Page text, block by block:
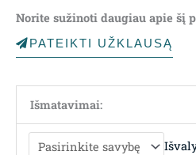
through
3,404.00€
Norite sužinoti daugiau apie šį
PATEIKTI UŽKLAUSĄ
Išmatavimai: